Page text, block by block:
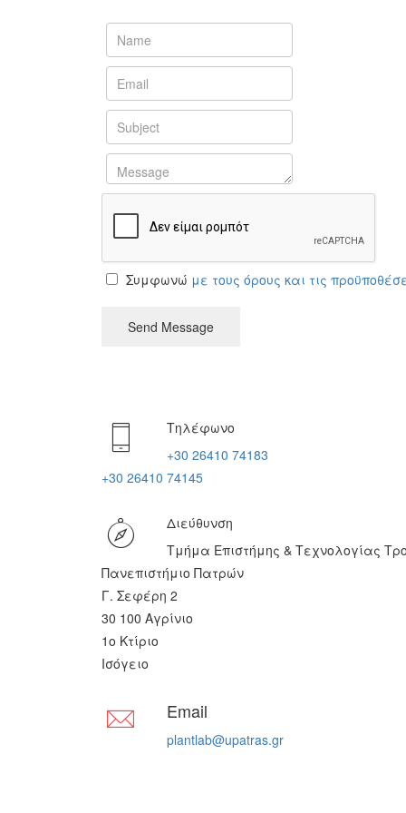
Συμφωνώ με τους όρους και τις
Send Message
Τηλέφωνο
+30 26410 74183
+30 26410 74145
Διεύθυνση
Τμήμα Επιστήμης & Τεχνολογίας
Πανεπιστήμιο Πατρών
Γ. Σεφέρη 2
30 100 Αγρίνιο
1ο Κτίριο
Ισόγειο
Email
plantlab@upatras.gr